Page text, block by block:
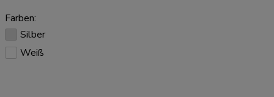
Farben:
Silber
Weiß